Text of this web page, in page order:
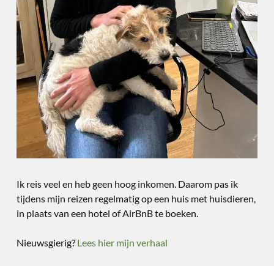
Ik reis veel en heb geen hoog inkomen. Daarom pas ik
tijdens mijn reizen regelmatig op een huis met huisdieren,
in plaats van een hotel of AirBnB te boeken.
Nieuwsgierig? Lees hier mijn verhaal